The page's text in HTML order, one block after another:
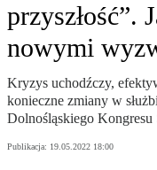
przyszłość”.
nowymi
Kryzys uchodźczy,
konieczne zmiany w
Dolnośląskiego Kongresu
Publikacja: 19.05.2022 18:00